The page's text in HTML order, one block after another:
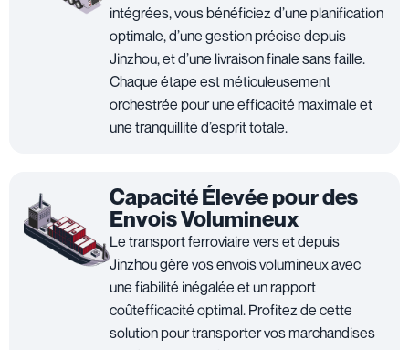
intégrées, vous bénéficiez d’une planification
optimale, d’une gestion précise depuis
Jinzhou, et d’une livraison finale sans faille.
Chaque étape est méticuleusement
orchestrée pour une efficacité maximale et
une tranquillité d’esprit totale.
Capacité Élevée pour des
Envois Volumineux
Le transport ferroviaire vers et depuis
Jinzhou gère vos envois volumineux avec
une fiabilité inégalée et un rapport
coûtefficacité optimal. Profitez de cette
solution pour transporter vos marchandises